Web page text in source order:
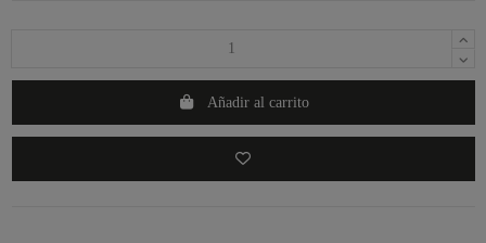
Añadir al carrito